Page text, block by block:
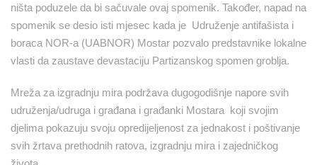
ništa poduzele da bi sačuvale ovaj spomenik. Također, napad na
spomenik se desio isti mjesec kada je Udruženje antifašista i
boraca NOR-a (UABNOR) Mostar pozvalo predstavnike lokalne
vlasti da zaustave devastaciju Partizanskog spomen groblja.
Mreža za izgradnju mira podržava dugogodišnje napore svih
udruženja/udruga i građana i građanki Mostara koji svojim
djelima pokazuju svoju opredijeljenost za jednakost i poštivanje
svih žrtava prethodnih ratova, izgradnju mira i zajedničkog